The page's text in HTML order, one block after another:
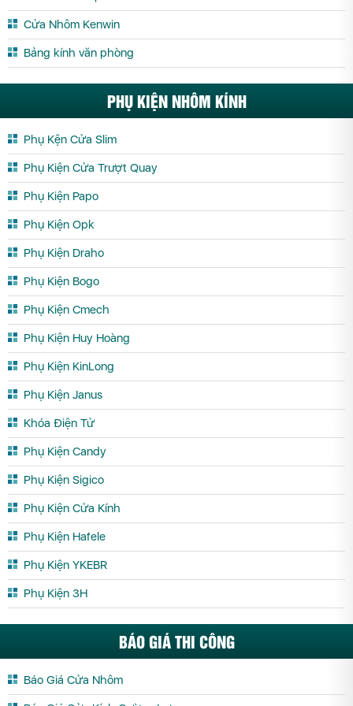
Cửa Nhôm Hệ Slim Yên Bái
Cửa Nhôm Kenwin
Bảng kính văn phòng
PHỤ KIỆN NHÔM KÍNH
Phụ Kện Cửa Slim
Phụ Kiện Cửa Trượt Quay
Phụ Kiện Papo
Phụ Kiện Opk
Phụ Kiện Draho
Phụ Kiện Bogo
Phụ Kiện Cmech
Phụ Kiện Huy Hoàng
Phụ Kiện KinLong
Phụ Kiện Janus
Khóa Điện Tử
Phụ Kiện Candy
Phụ Kiện Sigico
Phụ Kiện Cửa Kính
Phụ Kiện Hafele
Phụ Kiện YKEBR
Phụ Kiện 3H
BÁO GIÁ THI CÔNG
Báo Giá Cửa Nhôm